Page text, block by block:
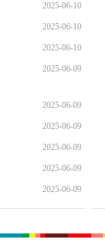
2025-06-10
2025-06-10
2025-06-10
2025-06-09
2025-06-09
2025-06-09
2025-06-09
2025-06-09
2025-06-09